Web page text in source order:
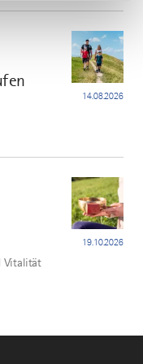
14.08.2026
19.10.2026
Vitalität